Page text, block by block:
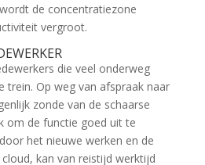
de concentratiezone
vergroot.
die veel onderweg
trein. Op weg van afspraak naar
zonde van de schaarse
om de functie goed uit te
het nieuwe werken en de
kan van reistijd werktijd